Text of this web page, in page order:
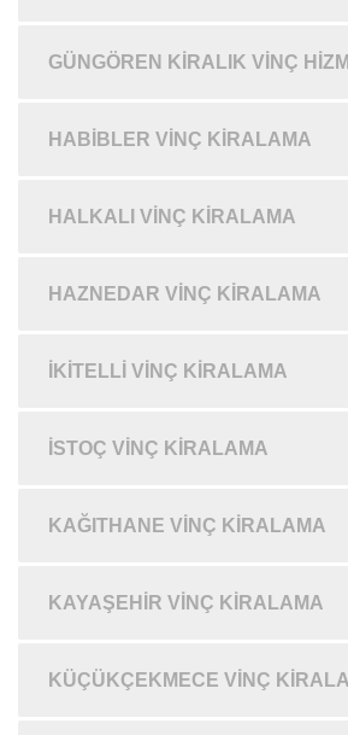
GÜNGÖREN KIRALIK VINÇ
HABIBLER VINÇ KIRALAMA
HALKALI VINÇ KIRALAMA
HAZNEDAR VINÇ KIRALAMA
İKITELLI VINÇ KIRALAMA
İSTOÇ VINÇ KIRALAMA
KAĞITHANE VINÇ KIRALAMA
KAYAŞEHIR VINÇ KIRALAMA
KÜÇÜKÇEKMECE VINÇ